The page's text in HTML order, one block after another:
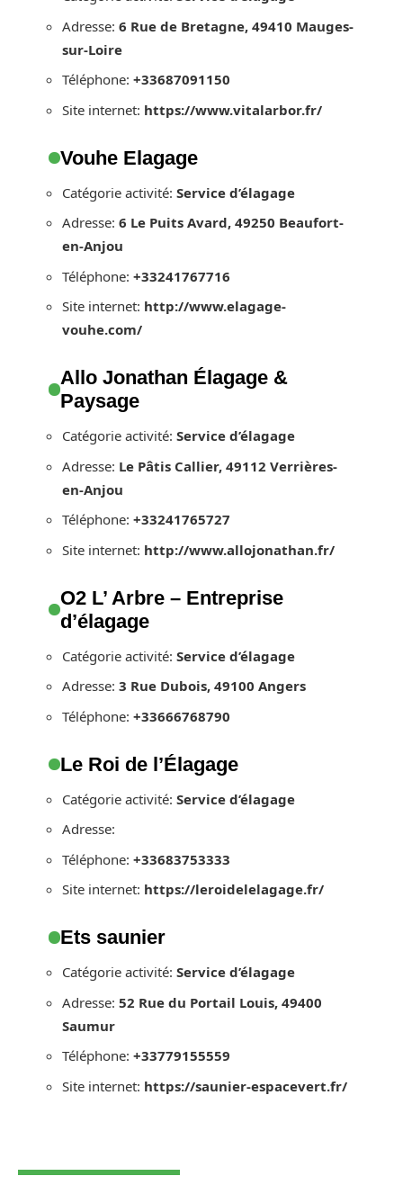
Adresse: 6 Rue de Bretagne, 49410 Mauges-
sur-Loire
Téléphone: +33687091150
Site internet: https://www.vitalarbor.fr/
Vouhe Elagage
Catégorie activité: Service d’élagage
Adresse: 6 Le Puits Avard, 49250 Beaufort-
en-Anjou
Téléphone: +33241767716
Site internet: http://www.elagage-
vouhe.com/
Allo Jonathan Élagage &
Paysage
Catégorie activité: Service d’élagage
Adresse: Le Pâtis Callier, 49112 Verrières-
en-Anjou
Téléphone: +33241765727
Site internet: http://www.allojonathan.fr/
O2 L’ Arbre – Entreprise
d’élagage
Catégorie activité: Service d’élagage
Adresse: 3 Rue Dubois, 49100 Angers
Téléphone: +33666768790
Le Roi de l’Élagage
Catégorie activité: Service d’élagage
Adresse:
Téléphone: +33683753333
Site internet: https://leroidelelagage.fr/
Ets saunier
Catégorie activité: Service d’élagage
Adresse: 52 Rue du Portail Louis, 49400
Saumur
Téléphone: +33779155559
Site internet: https://saunier-espacevert.fr/